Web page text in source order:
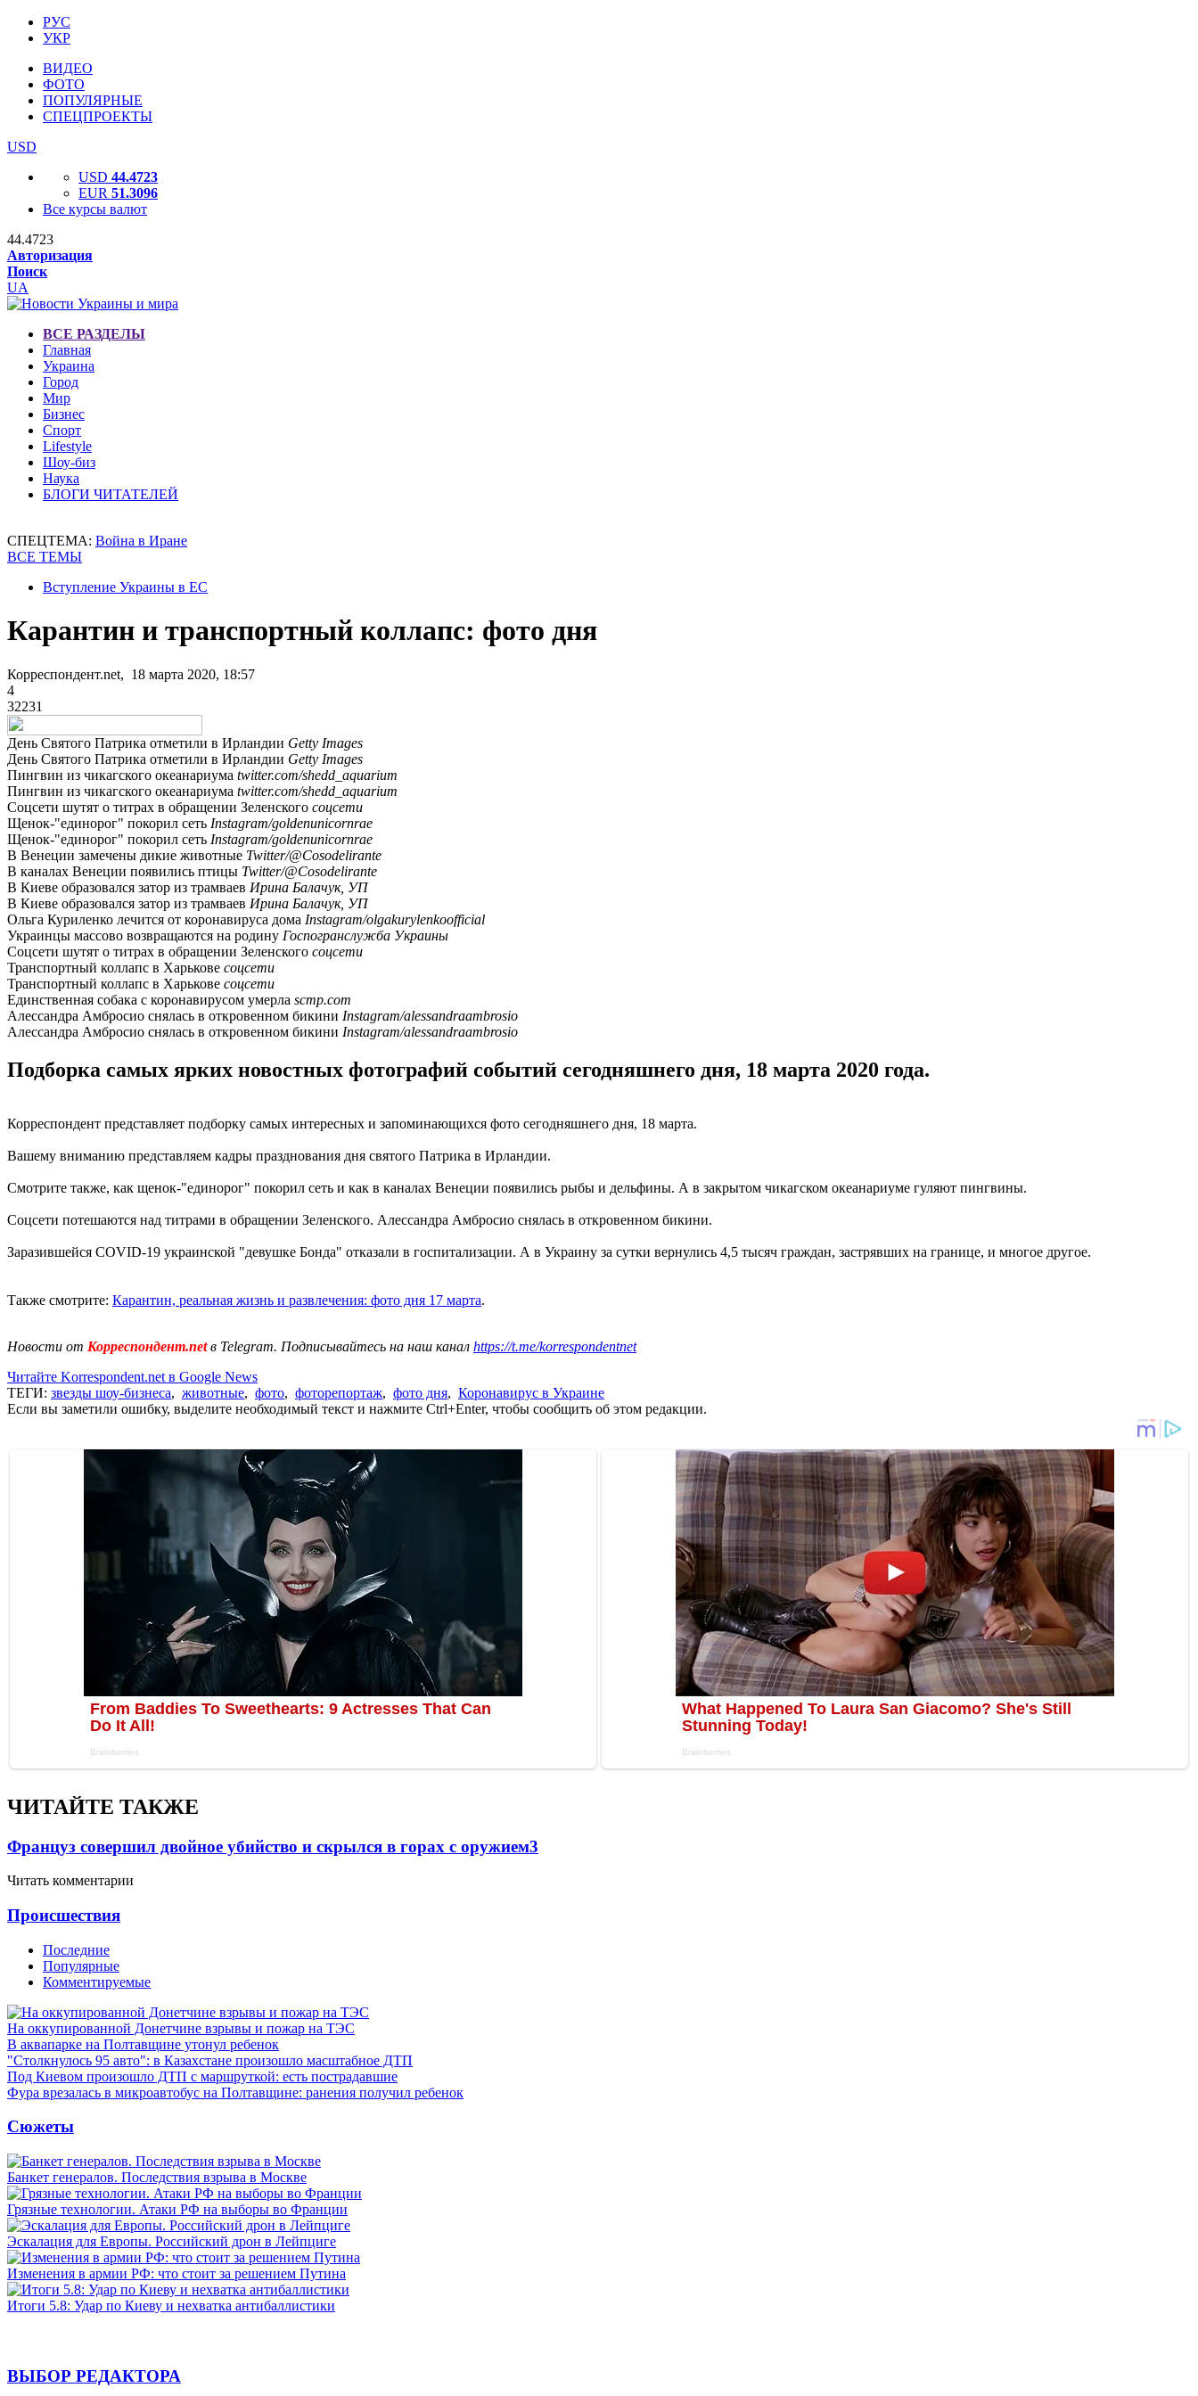
РУС
УКР
ВИДЕО
ФОТО
ПОПУЛЯРНЫЕ
СПЕЦПРОЕКТЫ
USD
USD 44.4723
EUR 51.3096
Все курсы валют
44.4723
Авторизация
Поиск
UA
ВСЕ РАЗДЕЛЫ
Главная
Украина
Город
Мир
Бизнес
Спорт
Lifestyle
Шоу-биз
Наука
БЛОГИ ЧИТАТЕЛЕЙ
СПЕЦТЕМА: Война в Иране
ВСЕ ТЕМЫ
Вступление Украины в ЕС
Карантин и транспортный коллапс: фото дня
Корреспондент.net, 18 марта 2020, 18:57
4
32231
День Святого Патрика отметили в Ирландии Getty Images
День Святого Патрика отметили в Ирландии Getty Images
Пингвин из чикагского океанариума twitter.com/shedd_aquarium
Пингвин из чикагского океанариума twitter.com/shedd_aquarium
Соцсети шутят о титрах в обращении Зеленского соцсети
Щенок-"единорог" покорил сеть Instagram/goldenunicornrae
Щенок-"единорог" покорил сеть Instagram/goldenunicornrae
В Венеции замечены дикие животные Twitter/@Cosodelirante
В каналах Венеции появились птицы Twitter/@Cosodelirante
В Киеве образовался затор из трамваев Ирина Балачук, УП
В Киеве образовался затор из трамваев Ирина Балачук, УП
Ольга Куриленко лечится от коронавируса дома Instagram/olgakurylenkoofficial
Украинцы массово возвращаются на родину Госпогранслужба Украины
Соцсети шутят о титрах в обращении Зеленского соцсети
Транспортный коллапс в Харькове соцсети
Транспортный коллапс в Харькове соцсети
Единственная собака с коронавирусом умерла scmp.com
Алессандра Амбросио снялась в откровенном бикини Instagram/alessandraambrosio
Алессандра Амбросио снялась в откровенном бикини Instagram/alessandraambrosio
Подборка самых ярких новостных фотографий событий сегодняшнего дня, 18 марта 2020 года.
Корреспондент представляет подборку самых интересных и запоминающихся фото сегодняшнего дня, 18 марта.
Вашему вниманию представляем кадры празднования дня святого Патрика в Ирландии.
Смотрите также, как щенок-"единорог" покорил сеть и как в каналах Венеции появились рыбы и дельфины. А в закрытом чикагском океанариуме гуляют пингвины.
Соцсети потешаются над титрами в обращении Зеленского. Алессандра Амбросио снялась в откровенном бикини.
Заразившейся COVID-19 украинской "девушке Бонда" отказали в госпитализации. А в Украину за сутки вернулись 4,5 тысяч граждан, застрявших на границе, и многое другое.
Также смотрите: Карантин, реальная жизнь и развлечения: фото дня 17 марта.
Новости от Корреспондент.netв Telegram. Подписывайтесь на наш канал https://t.me/korrespondentnet
Читайте Korrespondent.net в Google News
ТЕГИ: звезды шоу-бизнеса, животные, фото, фоторепортаж, фото дня, Коронавирус в Украине
Если вы заметили ошибку, выделите необходимый текст и нажмите Ctrl+Enter, чтобы сообщить об этом редакции.
ЧИТАЙТЕ ТАКЖЕ
Француз совершил двойное убийство и скрылся в горах с оружием3
Читать комментарии
Проиcшествия
Последние
Популярные
Комментируемые
На оккупированной Донетчине взрывы и пожар на ТЭС
В аквапарке на Полтавщине утонул ребенок
"Столкнулось 95 авто": в Казахстане произошло масштабное ДТП
Под Киевом произошло ДТП с маршруткой: есть пострадавшие
Фура врезалась в микроавтобус на Полтавщине: ранения получил ребенок
Сюжеты
Банкет генералов. Последствия взрыва в Москве
Грязные технологии. Атаки РФ на выборы во Франции
Эскалация для Европы. Российский дрон в Лейпциге
Изменения в армии РФ: что стоит за решением Путина
Итоги 5.8: Удар по Киеву и нехватка антибаллистики
ВЫБОР РЕДАКТОРА